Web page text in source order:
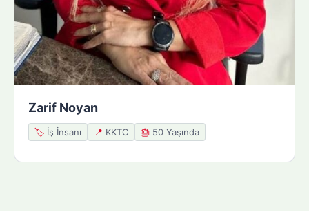
Zarif Noyan
🏷️ İş İnsanı 📍 KKTC 🎂 50 Yaşında